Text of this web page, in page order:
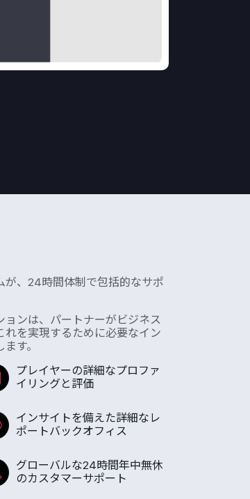
が、24時間体制で包括的なサポ
ンは、パートナーがビジネス
を実現するために必要なイン
す。
プレイヤーの詳細なプロファ
イリングと評価
インサイトを備えた詳細なレ
ポートバックオフィス
グローバルな24時間年中無休
のカスタマーサポート